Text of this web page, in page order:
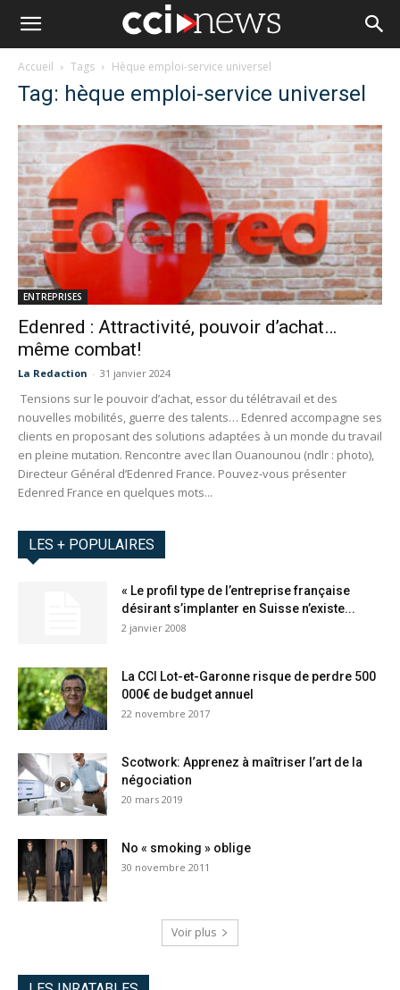
Accueil Tags Hèque emploi-service universel
Tag: hèque emploi-service universel
ENTREPRISES
Edenred : Attractivité, pouvoir d’achat…
même combat!
La Redaction - 31 janvier 2024
Tensions sur le pouvoir d’achat, essor du télétravail et des
nouvelles mobilités, guerre des talents… Edenred accompagne ses
clients en proposant des solutions adaptées à un monde du travail
en pleine mutation. Rencontre avec Ilan Ouanounou (ndlr : photo),
Directeur Général d’Edenred France. Pouvez-vous présenter
Edenred France en quelques mots...
LES + POPULAIRES
« Le profil type de l’entreprise française
désirant s’implanter en Suisse n’existe...
2 janvier 2008
La CCI Lot-et-Garonne risque de perdre 500
000€ de budget annuel
22 novembre 2017
Scotwork: Apprenez à maîtriser l’art de la
négociation
20 mars 2019
No « smoking » oblige
30 novembre 2011
Voir plus